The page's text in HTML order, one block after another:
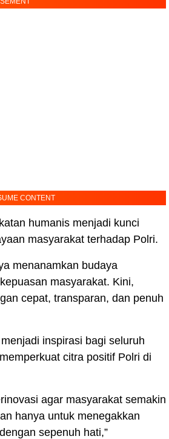
CONTENT
humanis menjadi kunci
masyarakat terhadap Polri.
menanamkan budaya
masyarakat. Kini,
cepat, transparan, dan penuh
inspirasi bagi seluruh
citra positif Polri di
agar masyarakat semakin
hanya untuk menegakkan
sepenuh hati,”